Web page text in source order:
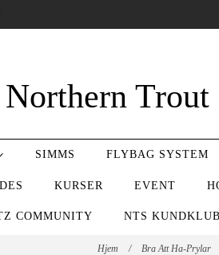
Northern Trout
SIMMS FLYBAG SYSTEM
KURSER EVENT
COMMUNITY NTS
Hjem / Bra Att Ha-Prylar